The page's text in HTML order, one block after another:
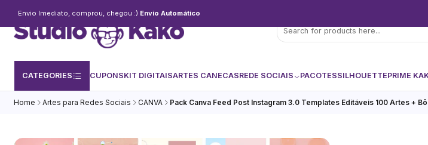
CATEGORIES CUPONSKIT DIGITAISARTES CANECASREDE SOCIAIS PACOTESSILHOUETTEPRIME
Envio Imediato, comprou, chegou :) Envio Automático
Home Artes para Redes Sociais CANVA Pack Canva Feed Post Instagram 3.0 Templates Editáveis 100 Artes +